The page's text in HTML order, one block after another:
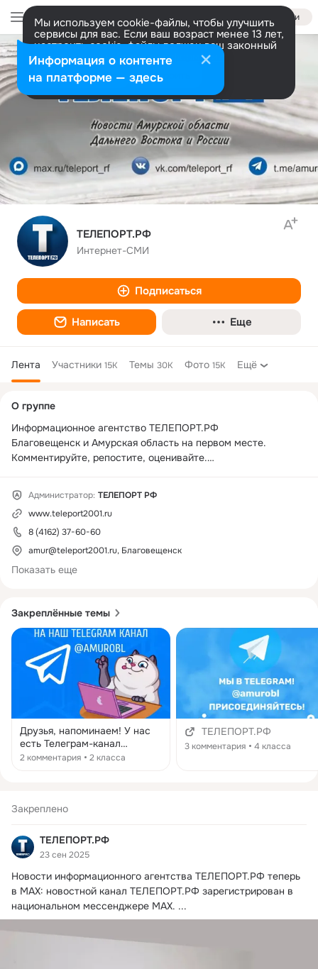
Войти
Мы используем cookie-файлы, чтобы улучшить
сервисы для вас. Если ваш возраст менее 13 лет,
настроить cookie-файлы должен ваш законный
представитель. Больше информации
Разрешить все Настроить
ТЕЛЕПОРТ.РФ
Интернет-СМИ
Подписаться
Написать Еще
Лента Участники 15K Темы 30K Фото 15K Ещё
Закреплённые темы
Друзья, напоминаем! У нас
есть Телеграм-канал
https://t.me/amurobl Ещё
2 комментария 2 класса
ТЕЛЕПОРТ.РФ
3 комментария 4 класса
Закреплено
ТЕЛЕПОРТ.РФ
23 сен 2025
Новости информационного агентства ТЕЛЕПОРТ.РФ теперь
в МАХ: новостной канал ТЕЛЕПОРТ.РФ зарегистрирован в
национальном мессенджере MАХ. ...
колонка
О группе
Информационное агентство ТЕЛЕПОРТ.РФ
Благовещенск и Амурская область на первом месте.
Комментируйте, репостите, оценивайте.
https://www.gosuslugi.ru/snet/673da1229d804a279bc8671a
Сайт ТЕЛЕПОРТ.РФ
МАХ👉🏻https://max.ru/teleport_rf
Телеграм👉🏻https://t.me/amurobl
➡️Реклама на сайте ТЕЛЕПОРТ.РФ и в телеграм-канале 👉🏻
Администратор: ТЕЛЕПОРТ РФ
www.teleport2001.ru
8 (4162) 37-60-60
amur@teleport2001.ru, Благовещенск
Показать еще
Информация о контенте
на платформе — здесь